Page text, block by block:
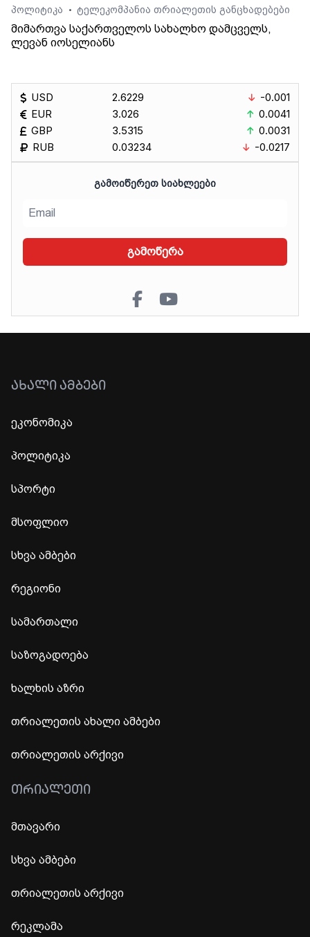
პოლიტიკა
• ტელეკომპანია თრიალეთის განცხადებები
მიმართვა საქართველოს სახალხო დამცველს,
ლევან იოსელიანს
USD
EUR
GBP
RUB
2.6229
3.026
3.5315
0.03234
-0.001
0.0041
0.0031
-0.0217
ᲒᲐᲛᲝᲘᲬᲔᲠᲔᲗ ᲡᲘᲐᲮᲚᲔᲔᲑᲘ
გამოწერა
ᲐᲮᲐᲚᲘ ᲐᲛᲑᲔᲑᲘ
ეკონომიკა
პოლიტიკა
სპორტი
მსოფლიო
სხვა ამბები
რეგიონი
სამართალი
საზოგადოება
ხალხის აზრი
თრიალეთის ახალი ამბები
თრიალეთის არქივი
ᲗᲠᲘᲐᲚᲔᲗᲘ
მთავარი
სხვა ამბები
თრიალეთის არქივი
რეკლამა